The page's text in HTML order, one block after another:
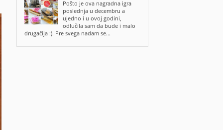
Pošto je ova nagradna igra
poslednja u decembru a
ujedno i u ovoj godini,
odlučila sam da bude i malo
drugačija :). Pre svega nadam se...